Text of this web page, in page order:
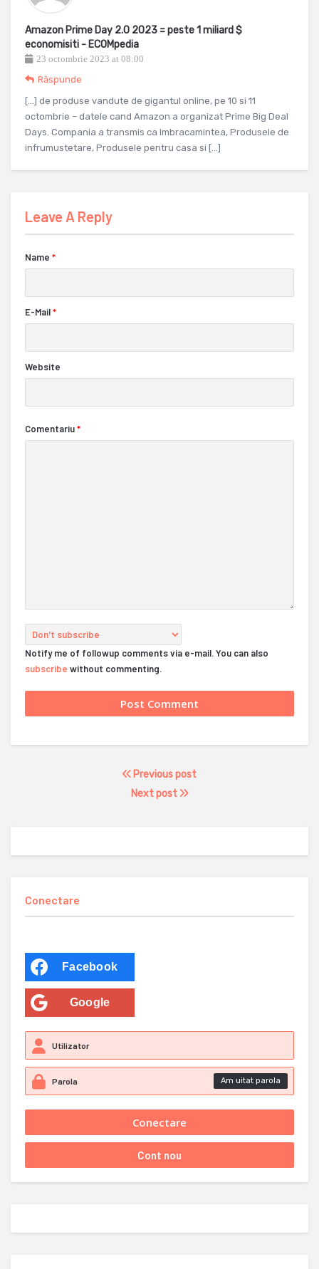
Amazon Prime Day 2.0 2023 = peste 1 miliard $
economisiti - ECOMpedia
23 octombrie 2023 at 08:00
Răspunde
[…] de produse vandute de gigantul online, pe 10 si 11
octombrie – datele cand Amazon a organizat Prime Big Deal
Days. Compania a transmis ca Imbracamintea, Produsele de
infrumustetare, Produsele pentru casa si […]
Leave A Reply
Name *
E-Mail*
Website
Comentariu*
Notify me of followup comments via e-mail. You can also
subscribe without commenting.
Previous post
Next post
Conectare
Facebook
Google
Am uitat parola